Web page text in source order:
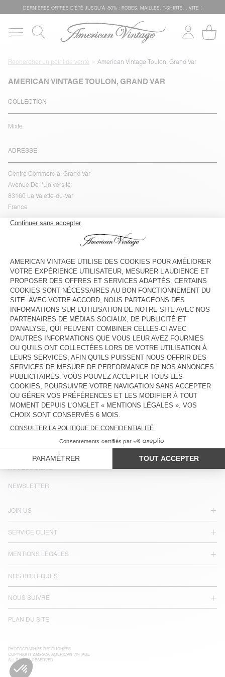
DERNIÈRES OFFRES D'ÉTÊ JUSQU'À -50% : ROBES, MAILLES, T-SHIRTS... VITE !
Rechercher un point de vente American Vintage Toulon, Grand Var
AMERICAN VINTAGE TOULON, GRAND VAR
COLLECTION
Mixte
ADRESSE
Centre Commercial Grand Var
Avenue De l'Université
83160 La Valette-du-Var
France
Lundi
10:00 - 20:00
Mardi
10:00 - 20:00
Mercredi
10:00 - 20:00
Jeudi
10:00 - 20:00
Vendredi
10:00 - 20:00
Samedi
10:00 - 20:00
Dimanche
Fermé
CONTACT
Tél. :(+33) 04 22 14 55 00
E-mail :contact@americanvintage-store.com
FRANCE
LANGUE :
ACCESSIBILITÉ
JOIN US
SERVICE CLIENT
MENTIONS LÉGALES
NOS BOUTIQUES
NOUS SUIVRE
PLAN DU SITE
NEWSLETTER
PHOTOGRAPHIES RETOUCHÉES
COPYRIGHT 2025-2026 AMERICAN VINTAGE
ALL RIGHTS RESERVED